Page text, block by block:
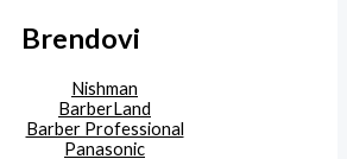
Brendovi
Nishman
BarberLand
Barber Professional
Panasonic